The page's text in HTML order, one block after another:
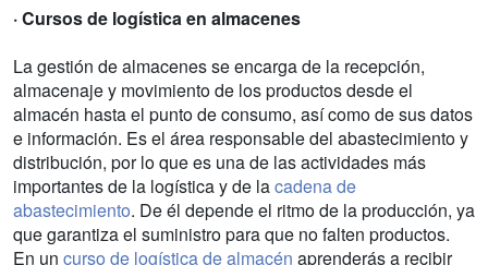
· Cursos de logística en almacenes
La gestión de almacenes se encarga de la recepción,
almacenaje y movimiento de los productos desde el
almacén hasta el punto de consumo, así como de sus datos
e información. Es el área responsable del abastecimiento y
distribución, por lo que es una de las actividades más
importantes de la logística y de lacadena de
abastecimiento. De él depende el ritmo de la producción, ya
que garantiza el suministro para que no falten productos.
En un curso de logística de almacén aprenderás a recibir